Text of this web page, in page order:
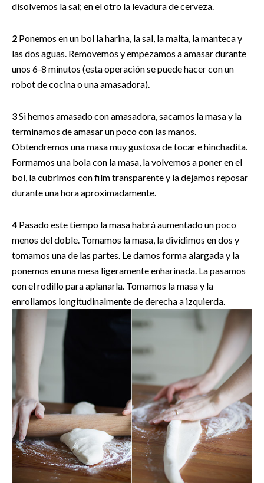
disolvemos la sal; en el otro la levadura de cerveza.
2 Ponemos en un bol la harina, la sal, la malta, la manteca y
las dos aguas. Removemos y empezamos a amasar durante
unos 6-8 minutos (esta operación se puede hacer con un
robot de cocina o una amasadora).
3Si hemos amasado con amasadora, sacamos la masa y la
terminamos de amasar un poco con las manos.
Obtendremos una masa muy gustosa de tocar e hinchadita.
Formamos una bola con la masa, la volvemos a poner en el
bol, la cubrimos con film transparente y la dejamos reposar
durante una hora aproximadamente.
4 Pasado este tiempo la masa habrá aumentado un poco
menos del doble. Tomamos la masa, la dividimos en dos y
tomamos una de las partes. Le damos forma alargada y la
ponemos en una mesa ligeramente enharinada. La pasamos
con el rodillo para aplanarla. Tomamos la masa y la
enrollamos longitudinalmente de derecha a izquierda.